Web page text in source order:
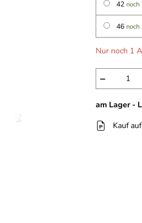
42
46
Nur noch 1
−
am Lager -
Kauf